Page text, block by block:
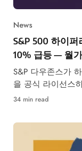
News
S&P 500 하이퍼
10% 급등 — 월
S&P 다우존스가
을 공식 라이선스
류 가속.
34 min read